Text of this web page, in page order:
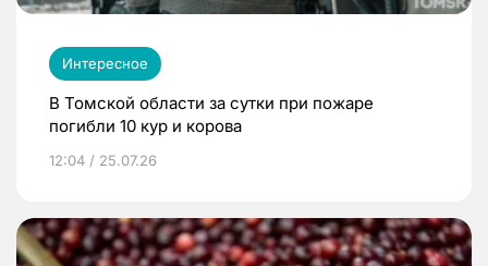
Интересное
В Томской области за сутки при пожаре
погибли 10 кур и корова
12:04 / 25.07.26